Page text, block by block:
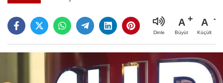
Dinle
A
Büyüt
A
Küçült